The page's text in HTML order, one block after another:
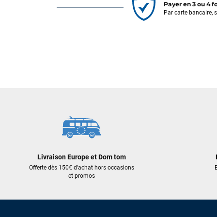
Payer en 3 ou 4
Par carte bancaire,
Livraison Europe et Dom tom
Offerte dès 150€ d'achat hors occasions
et promos